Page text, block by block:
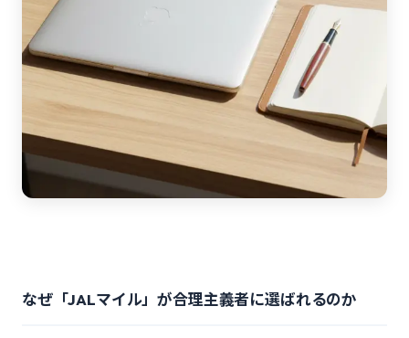
なぜ「JALマイル」が合理主義者に選ばれるのか